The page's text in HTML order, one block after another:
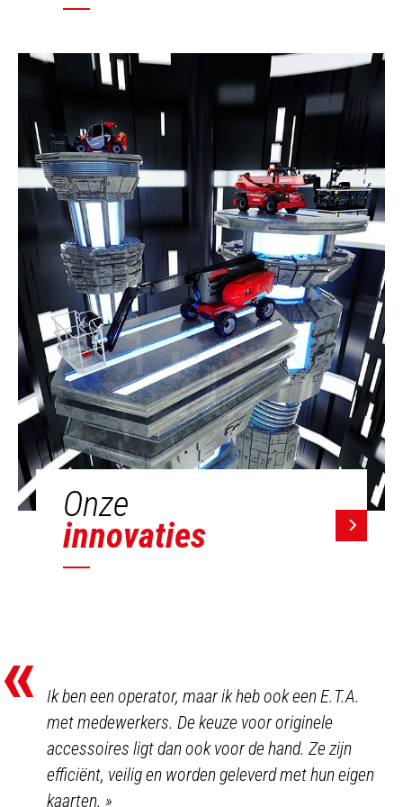
Onze
innovaties
«
Ik ben een operator, maar ik heb ook een E.T.A.
met medewerkers. De keuze voor originele
accessoires ligt dan ook voor de hand. Ze zijn
efficiënt, veilig en worden geleverd met hun eigen
kaarten.»